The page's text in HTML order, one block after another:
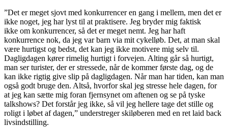
”Det er meget sjovt med konkurrencer en gang i mellem, men det er
ikke noget, jeg har lyst til at praktisere. Jeg bryder mig faktisk
ikke om konkurrencer, så det er meget nemt. Jeg har haft
konkurrence nok, da jeg var barn via mit cykelløb. Det, at man skal
være hurtigst og bedst, det kan jeg ikke motivere mig selv til.
Dagligdagen kører rimelig hurtigt i forvejen. Alting går så hurtigt,
man ser turister, der er stressede, når de kommer første dag, og de
kan ikke rigtig give slip på dagligdagen. Når man har tiden, kan man
også godt bruge den. Altså, hvorfor skal jeg stresse hele dagen, for
at jeg kan sætte mig foran fjernsynet om aftenen og se på tyske
talkshows? Det forstår jeg ikke, så vil jeg hellere tage det stille og
roligt i løbet af dagen,” understreger skiløberen med en ret laid back
livsindstilling.